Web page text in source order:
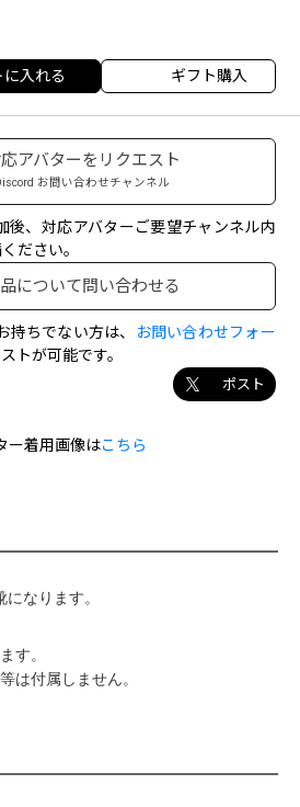
に入れる ギフト購入
アバターをリクエスト
お問い合わせチャンネル
後、対応アバターご要望チャンネル内
ださい。
ポスト
について問い合わせる
ちでない方は、
お問い合わせフォー
トが可能です。
ー着用画像はこちら
なります。
す。
は付属しません。